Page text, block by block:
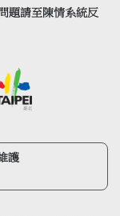
題請至陳情系統反
護